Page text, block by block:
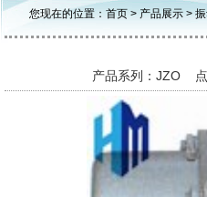
您现在的位置： 首页 > 产品展示 >
产品系列：JZO 点